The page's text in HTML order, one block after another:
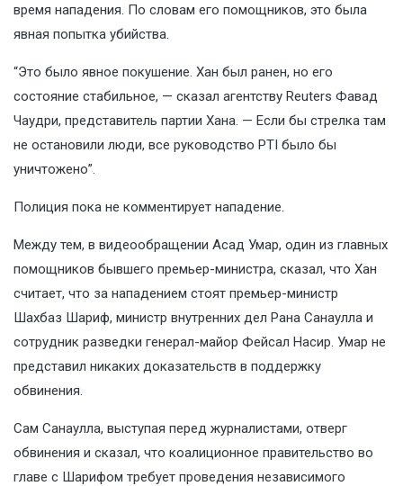
время нападения. По словам его помощников, это была
явная попытка убийства.
“Это было явное покушение. Хан был ранен, но его
состояние стабильное, — сказал агентству Reuters Фавад
Чаудри, представитель партии Хана. — Если бы стрелка там
не остановили люди, все руководство PTI было бы
уничтожено”.
Полиция пока не комментирует нападение.
Между тем, в видеообращении Асад Умар, один из главных
помощников бывшего премьер-министра, сказал, что Хан
считает, что за нападением стоят премьер-министр
Шахбаз Шариф, министр внутренних дел Рана Санаулла и
сотрудник разведки генерал-майор Фейсал Насир. Умар не
представил никаких доказательств в поддержку
обвинения.
Сам Санаулла, выступая перед журналистами, отверг
обвинения и сказал, что коалиционное правительство во
главе с Шарифом требует проведения независимого